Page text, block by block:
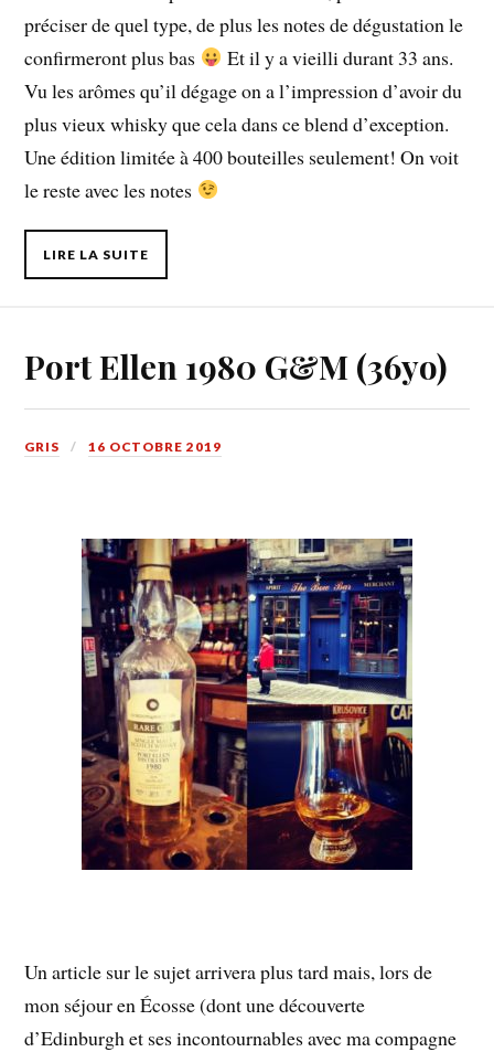
préciser de quel type, de plus les notes de dégustation le
confirmeront plus bas
Et il y a vieilli durant 33 ans.
Vu les arômes qu’il dégage on a l’impression d’avoir du
plus vieux whisky que cela dans ce blend d’exception.
Une édition limitée à 400 bouteilles seulement! On voit
le reste avec les notes
LIRE LA SUITE
Port Ellen 1980 G&M (36yo)
GRIS 16 OCTOBRE 2019
Un article sur le sujet arrivera plus tard mais, lors de
mon séjour en Écosse (dont une découverte
d’Edinburgh et ses incontournables avec ma compagne